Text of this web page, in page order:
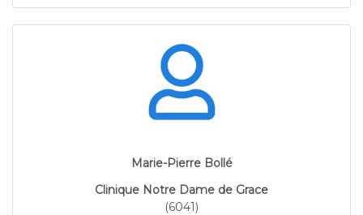
Marie-Pierre Bollé
Clinique Notre Dame de Grace
(6041)